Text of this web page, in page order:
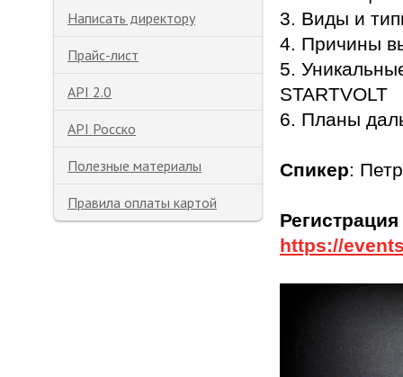
Написать директору
Прайс-лист
API 2.0
API Росско
Полезные материалы
Правила оплаты картой
3. Виды и
4. Причины
5.
STARTVOLT
6. Планы
Спикер:
https://